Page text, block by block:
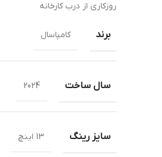
روزکاری از درب کارخانه
برند کامپاسال
سال ساخت 2024
سایز رینگ 13 اینچ